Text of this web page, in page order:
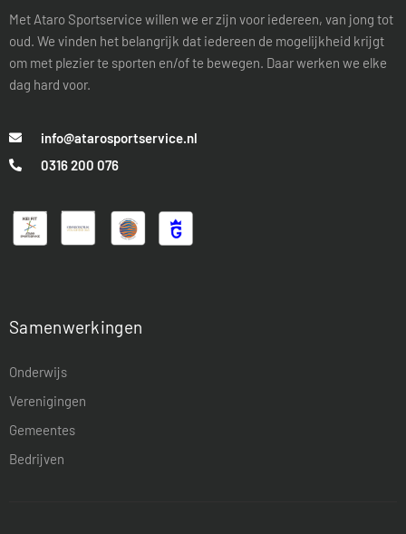
Met Ataro Sportservice willen we er zijn voor iedereen, van jong tot
oud. We vinden het belangrijk dat iedereen de mogelijkheid krijgt
om met plezier te sporten en/of te bewegen. Daar werken we elke
dag hard voor.
info@atarosportservice.nl
0316 200 076
Samenwerkingen
Onderwijs
Verenigingen
Gemeentes
Bedrijven